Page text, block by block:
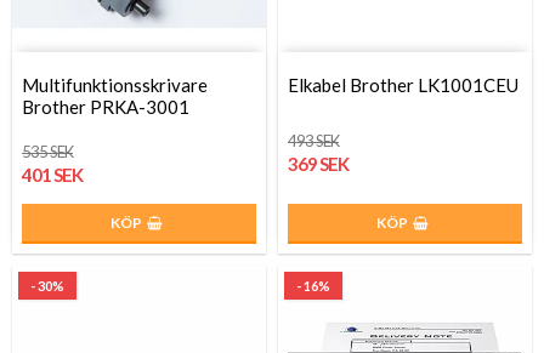
Multifunktionsskrivare
Brother PRKA-3001
535 SEK
401 SEK
KÖP
Elkabel Brother LK1001CEU
493 SEK
369 SEK
KÖP
- 30% - 16%